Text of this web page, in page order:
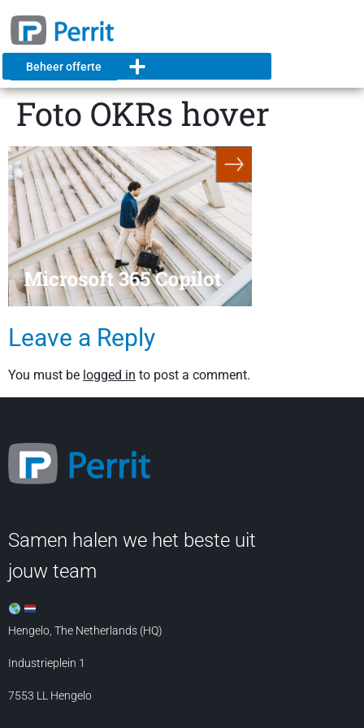
Beheer offerte
Foto OKRs hover
Leave a Reply
You must be logged in to post a comment.
Samen halen we het beste uit
jouw team
Hengelo, The Netherlands (HQ)
Industrieplein 1
7553 LL Hengelo